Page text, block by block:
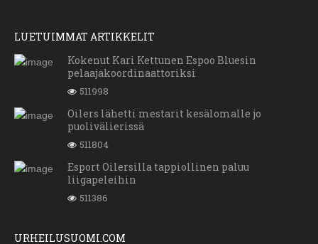
LUETUIMMAT ARTIKKELIT
Kokenut Kari Kettunen Espoo Bluesin
pelaajakoordinaattoriksi
511998
Oilers lähetti mestarit kesälomalle jo
puolivälierissä
511804
Esport Oilersilla tappiollinen paluu
liigapeleihin
511386
URHEILUSUOMI.COM